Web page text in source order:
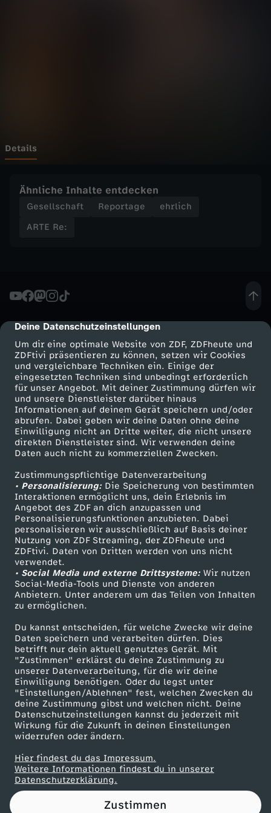
cmp-dialog-description
Deine Datenschutzeinstellungen
Um dir eine optimale Website von ZDF, ZDFheute und
ZDFtivi präsentieren zu können, setzen wir Cookies
und vergleichbare Techniken ein. Einige der
eingesetzten Techniken sind unbedingt erforderlich
für unser Angebot. Mit deiner Zustimmung dürfen wir
und unsere Dienstleister darüber hinaus
Informationen auf deinem Gerät speichern und/oder
abrufen. Dabei geben wir deine Daten ohne deine
Einwilligung nicht an Dritte weiter, die nicht unsere
direkten Dienstleister sind. Wir verwenden deine
Daten auch nicht zu kommerziellen Zwecken.
Zustimmungspflichtige Datenverarbeitung
• Personalisierung:Die Speicherung von bestimmten
Interaktionen ermöglicht uns, dein Erlebnis im
Angebot des ZDF an dich anzupassen und
Personalisierungsfunktionen anzubieten. Dabei
personalisieren wir ausschließlich auf Basis deiner
Nutzung von ZDF Streaming, der ZDFheute und
ZDFtivi. Daten von Dritten werden von uns nicht
verwendet.
• Social Media und externe Drittsysteme:Wir nutzen
Social-Media-Tools und Dienste von anderen
Anbietern. Unter anderem um das Teilen von Inhalten
zu ermöglichen.
Du kannst entscheiden, für welche Zwecke wir deine
Daten speichern und verarbeiten dürfen. Dies
betrifft nur dein aktuell genutztes Gerät. Mit
"Zustimmen" erklärst du deine Zustimmung zu
unserer Datenverarbeitung, für die wir deine
Einwilligung benötigen. Oder du legst unter
"Einstellungen/Ablehnen" fest, welchen Zwecken du
deine Zustimmung gibst und welchen nicht. Deine
Datenschutzeinstellungen kannst du jederzeit mit
Wirkung für die Zukunft in deinen Einstellungen
widerrufen oder ändern.
Hier findest du das Impressum.
Weitere Informationen findest du in unserer
Datenschutzerklärung.
Zustimmen
a
s
e
r
-
B
e
s
i
t
z
e
r
i
n
N
o
t
Details
Ähnliche Inhalte entdecken
Gesellschaft Reportage
ehrlich
ARTE Re:
Mehr ZDF
ZDF-Apps
Smart TV
ZDFtext
Livestreams
Sendungen A-Z
TV-Programm
Service
ZDFmitreden
Kontakt zum ZDF
Tickets
Zuschauerservice
Hilfe
ZDF Unternehmen
Karriere
ZDF goes Schule
Werbefernsehen
Mainzelmännchen
Partner